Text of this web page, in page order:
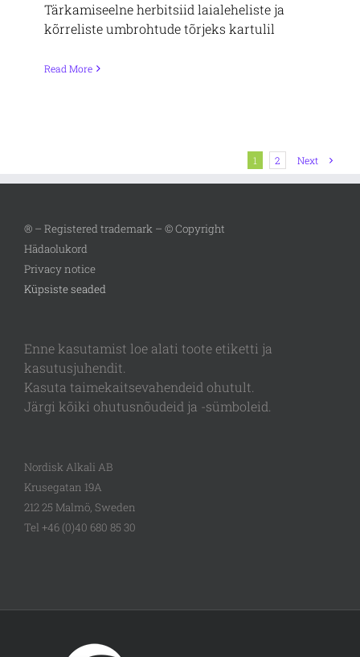
Tärkamiseelne herbitsiid laialeheliste ja
kõrreliste umbrohtude tõrjeks kartulil
Read More
1 2 Next
® – Registered trademark – © Copyright
Hädaolukord
Privacy notice
Küpsiste seaded
Enne kasutamist loe alati toote etiketti ja
kasutusjuhendit.
Kasuta taimekaitsevahendeid ohutult.
Järgi kõiki ohutusnõudeid ja -sümboleid.
Nordisk Alkali AB
Krusegatan 19A
212 25 Malmö, Sweden
Tel +46 (0)40 680 85 30